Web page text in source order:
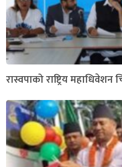
रास्वपाको राष्ट्रिय